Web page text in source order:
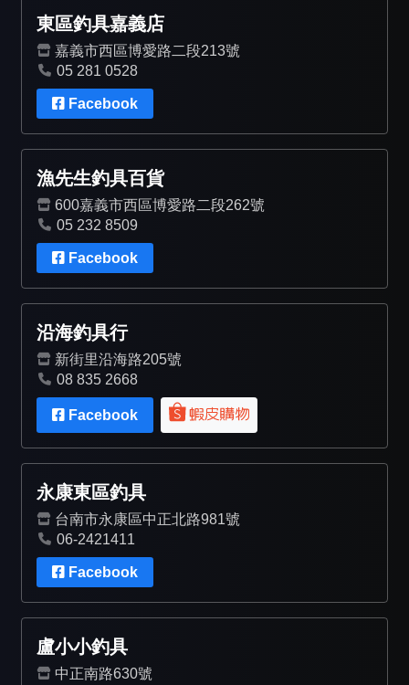
東區釣具嘉義店
嘉義市西區博愛路二段213號
05 281 0528
Facebook
漁先生釣具百貨
600嘉義市西區博愛路二段262號
05 232 8509
Facebook
沿海釣具行
新街里沿海路205號
08 835 2668
Facebook
永康東區釣具
台南市永康區中正北路981號
06-2421411
Facebook
盧小小釣具
中正南路630號